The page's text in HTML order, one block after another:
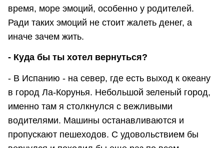
время, море эмоций, особенно у родителей.
Ради таких эмоций не стоит жалеть денег, а
иначе зачем жить.
- Куда бы ты хотел вернуться?
- В Испанию - на север, где есть выход к океану
в город Ла-Корунья. Небольшой зеленый город,
именно там я столкнулся с вежливыми
водителями. Машины останавливаются и
пропускают пешеходов. С удовольствием бы